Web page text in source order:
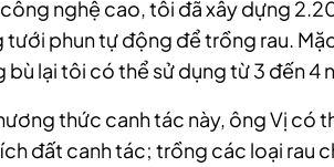
nghệ cao, tôi đã xây dựng
phun tự động để trồng rau.
bù lại tôi có thể sử dụng từ 3 đến 4
thức canh tác này, ông Vị có
đất canh tác; trồng các loại rau